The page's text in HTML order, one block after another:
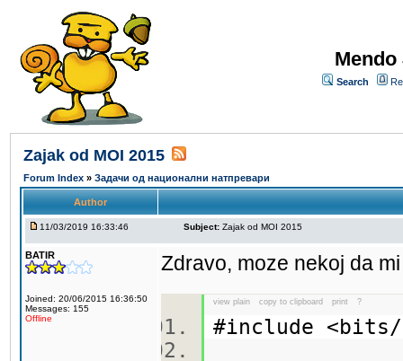
Search
Zajak od MOI 2015
Forum Index » Задачи од национални натпревари
Author
11/03/2019 16:33:46 Subject: Zajak od MOI 2015
BATIR
Joined: 20/06/2015 16:36:50
Messages: 155
Offline
Zdravo, moze nekoj da
view plain copy to clipboard print ?
#include